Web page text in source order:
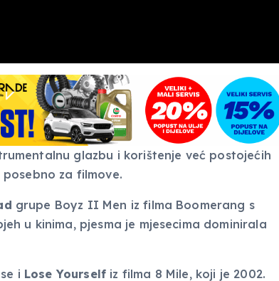
glazbu i korištenje već postojećih
za filmove.
grupe Boyz II Men iz filma Boomerang s
u kinima, pjesma je mjesecima dominirala
i Lose Yourself iz filma 8 Mile, koji je 2002.